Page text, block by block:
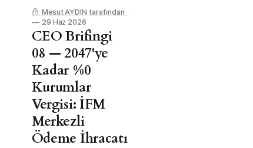
sağlık odaklı, sorumlu
mikro-kredi platformu
fırsatı.
Mesut AYDIN tarafından
29 Haz 2026
CEO Brifingi
08 — 2047'ye
Kadar %0
Kurumlar
Vergisi: İFM
Merkezli
Ödeme İhracatı